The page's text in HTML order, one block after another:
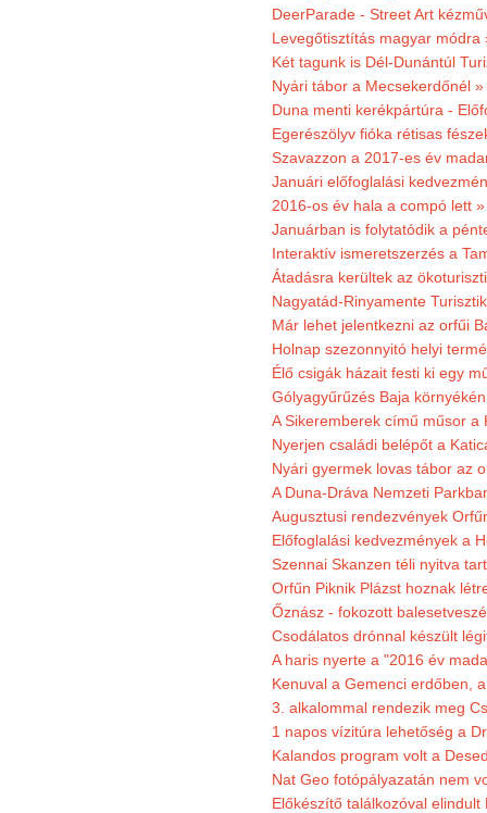
DeerParade - Street Art
Levegőtisztítás magyar módra
Két tagunk is Dél-Dunántúl
Nyári tábor a Mecsekerdőnél »
Duna menti kerékpártúra -
Egerészölyv fióka rétisas
Szavazzon a 2017-es év
Januári előfoglalási
2016-os év hala a compó lett »
Januárban is folytatódik a
Interaktív ismeretszerzés a
Átadásra kerültek az
Nagyatád-Rinyamente
Már lehet jelentkezni az orfűi
Holnap szezonnyitó helyi
Élő csigák házait festi ki egy
Gólyagyűrűzés Baja
A Sikeremberek című műsor a
Nyerjen családi belépőt a
Nyári gyermek lovas tábor az
A Duna-Dráva Nemzeti
Augusztusi rendezvények
Előfoglalási kedvezmények a
Szennai Skanzen téli nyitva
Orfűn Piknik Plázst hoznak
Őznász - fokozott
Csodálatos drónnal készült
A haris nyerte a "2016 év
Kenuval a Gemenci erdőben,
3. alkalommal rendezik meg
1 napos vízitúra lehetőség a
Kalandos program volt a
Nat Geo fotópályazatán nem
Előkészítő találkozóval